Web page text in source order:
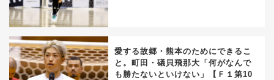
愛する故郷・熊本のためにできるこ
と。町田・礒貝飛那大「何がなんで
も勝たないといけない」【Ｆ１第10